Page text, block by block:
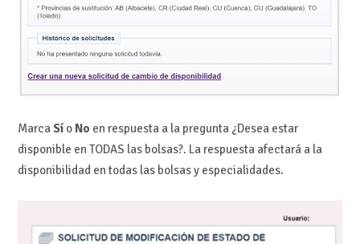
MarcaSío No en respuesta a la pregunta ¿Desea estar
disponible en TODAS las bolsas?. La respuesta afectará a la
disponibilidad en todas las bolsas y especialidades.